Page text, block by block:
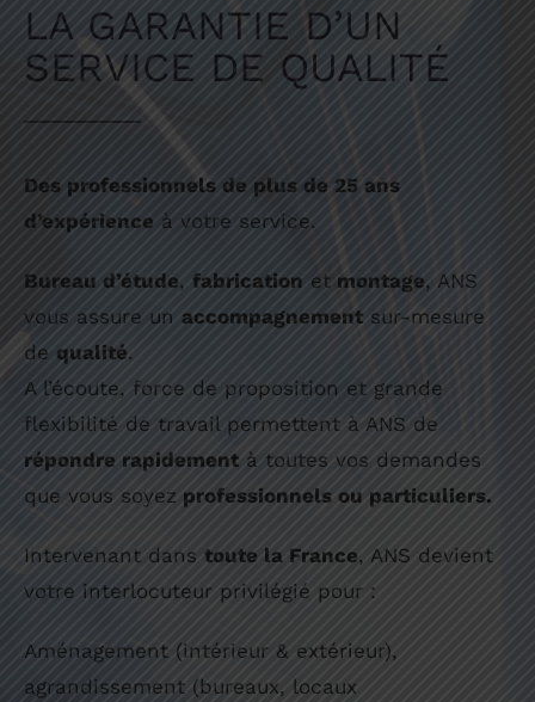
LA GARANTIE D’UN
SERVICE DE QUALITÉ
Des professionnels de plus de 25 ans
d’expérience à votre service.
Bureau d’étude, fabrication et montage, ANS
vous assure un accompagnement sur-mesure
de qualité.
A l’écoute, force de proposition et grande
flexibilité de travail permettent à ANS de
répondre rapidement à toutes vos demandes
que vous soyez professionnels ou particuliers.
Intervenant dans toute la France, ANS devient
votre interlocuteur privilégié pour :
Aménagement (intérieur & extérieur),
agrandissement (bureaux, locaux